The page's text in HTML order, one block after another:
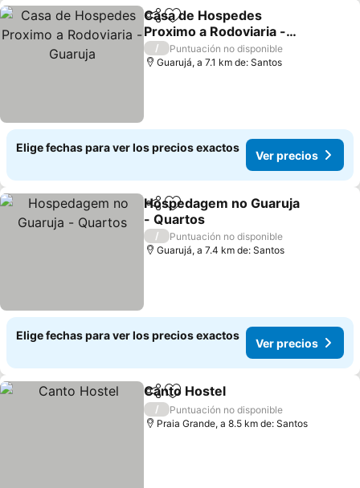
CompartirAgregar a favoritos
Casa de Hospedes
Proximo a Rodoviaria -
Guaruja
Ver precios
/
Puntuación no disponible
Guarujá, a 7.1 km de: Santos
Elige fechas para ver los precios exactos
Ver precios
CompartirAgregar a favoritos
Hospedagem no Guaruja
- Quartos
Ver precios
/
Puntuación no disponible
Guarujá, a 7.4 km de: Santos
Elige fechas para ver los precios exactos
Ver precios
CompartirAgregar a favoritos
Canto Hostel
/
Puntuación no disponible
Praia Grande, a 8.5 km de: Santos